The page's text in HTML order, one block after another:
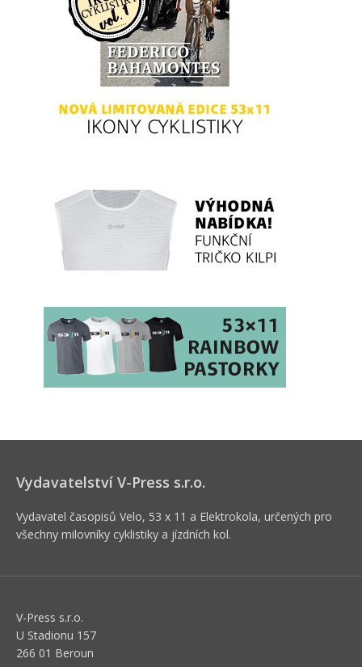
Vydavatelství V-Press s.r.o.
Vydavatel časopisů Velo, 53 x 11 a Elektrokola, určených pro
všechny milovníky cyklistiky a jízdních kol.
V-Press s.r.o.
U Stadionu 157
266 01 Beroun